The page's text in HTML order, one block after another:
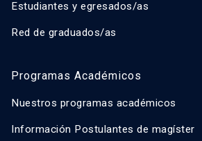
Estudiantes y egresados/as
Red de graduados/as
Programas Académicos
Nuestros programas académicos
Información Postulantes de magíster